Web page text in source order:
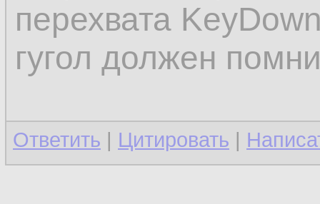
перехвата
гугол должен
Ответить | Цитировать |